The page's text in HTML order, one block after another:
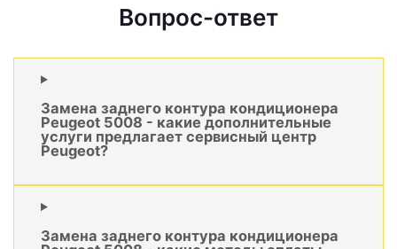
Вопрос-ответ
Замена заднего контура кондиционера
Peugeot 5008 - какие дополнительные
услуги предлагает сервисный центр
Peugeot?
Замена заднего контура кондиционера